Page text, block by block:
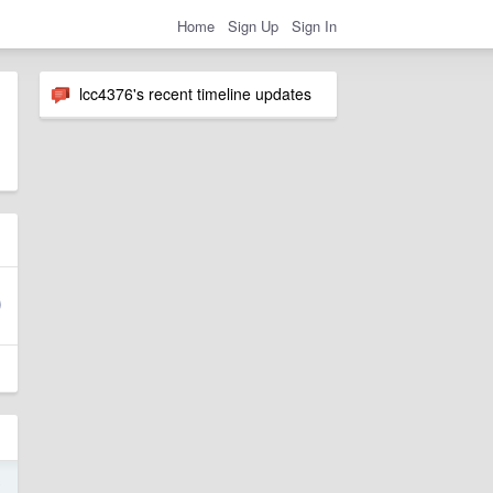
Home Sign Up Sign In
lcc4376's recent timeline updates